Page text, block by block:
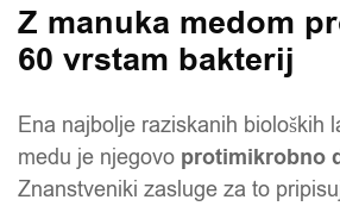
Z manuka medom
60 vrstam bakterij
Ena najbolje raziskanih bioloških
medu je njegovo protimikrobno
Znanstveniki zasluge za to